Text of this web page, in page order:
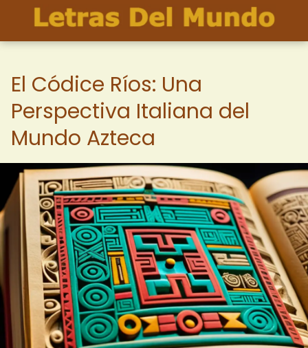
El Códice Ríos: Una
Perspectiva Italiana del
Mundo Azteca